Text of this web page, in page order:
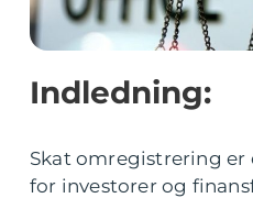
Indledning:
Skat omregistrering
for investorer og